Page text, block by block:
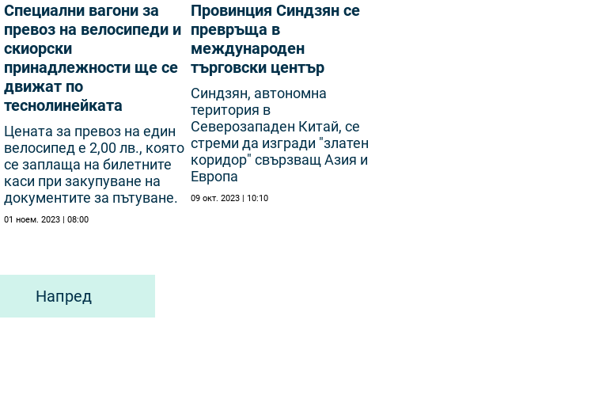
Специални вагони за
превоз на велосипеди и
скиорски
принадлежности ще се
движат по
теснолинейката
Цената за превоз на един
велосипед е 2,00 лв., която
се заплаща на билетните
каси при закупуване на
документите за пътуване.
01 ноем. 2023 | 08:00
Провинция Синдзян се
превръща в
международен
търговски център
Синдзян, автономна
територия в
Северозападен Китай, се
стреми да изгради "златен
коридор" свързващ Азия и
Европа
09 окт. 2023 | 10:10
Напред